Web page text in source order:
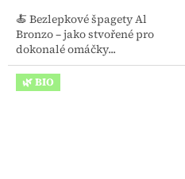
🍝 Bezlepkové špagety Al
Bronzo – jako stvořené pro
dokonalé omáčky...
🌿 BIO